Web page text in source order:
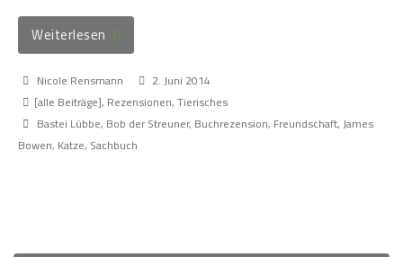
Weiterlesen
Nicole Rensmann
2. Juni 2014
[alle Beiträge], Rezensionen, Tierisches
Bastei Lübbe, Bob der Streuner, Buchrezension, Freundschaft, James
Bowen, Katze, Sachbuch